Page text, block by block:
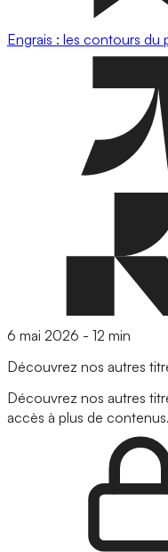
Engrais : les contours du
6 mai 2026 - 12 min
Découvrez nos autres
Découvrez nos autres
accès à plus de contenus.